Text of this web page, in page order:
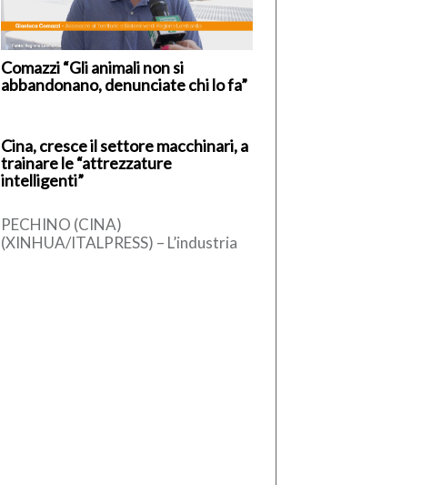
Comazzi “Gli animali non si
abbandonano, denunciate chi lo fa”
Cina, cresce il settore macchinari, a
trainare le “attrezzature
intelligenti”
PECHINO (CINA)
(XINHUA/ITALPRESS) – L’industria